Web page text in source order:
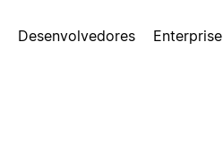
Desenvolvedores Enterprise